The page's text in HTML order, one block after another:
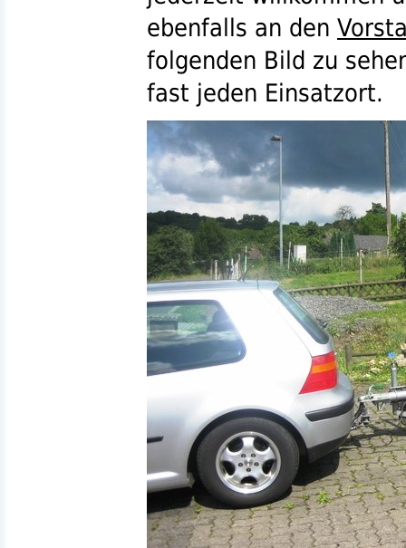
ebenfalls an den
folgenden Bild zu
fast jeden Einsatzort.